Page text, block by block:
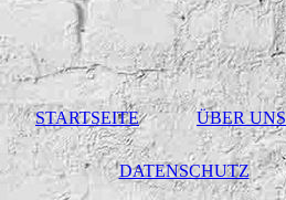
STARTSEITE ÜBER UNS
DATENSCHUTZ